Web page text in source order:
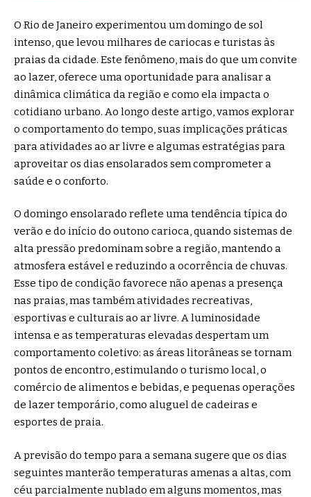
O Rio de Janeiro experimentou um domingo de sol
intenso, que levou milhares de cariocas e turistas às
praias da cidade. Este fenômeno, mais do que um convite
ao lazer, oferece uma oportunidade para analisar a
dinâmica climática da região e como ela impacta o
cotidiano urbano. Ao longo deste artigo, vamos explorar
o comportamento do tempo, suas implicações práticas
para atividades ao ar livre e algumas estratégias para
aproveitar os dias ensolarados sem comprometer a
saúde e o conforto.
O domingo ensolarado reflete uma tendência típica do
verão e do início do outono carioca, quando sistemas de
alta pressão predominam sobre a região, mantendo a
atmosfera estável e reduzindo a ocorrência de chuvas.
Esse tipo de condição favorece não apenas a presença
nas praias, mas também atividades recreativas,
esportivas e culturais ao ar livre. A luminosidade
intensa e as temperaturas elevadas despertam um
comportamento coletivo: as áreas litorâneas se tornam
pontos de encontro, estimulando o turismo local, o
comércio de alimentos e bebidas, e pequenas operações
de lazer temporário, como aluguel de cadeiras e
esportes de praia.
A previsão do tempo para a semana sugere que os dias
seguintes manterão temperaturas amenas a altas, com
céu parcialmente nublado em alguns momentos, mas